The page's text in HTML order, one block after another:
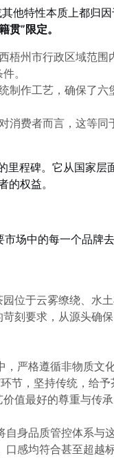
他特性本质上都归
”限定。
梧州市行政区域范围
。
制作工艺，确保了六
消费者而言，这等同
里程碑。它从国家层
的权益。
市场中的每一个品牌
位于云雾缭绕、水
刻要求，从源头确
严格遵循非物质文
节，坚持传统，给
值最好的尊重与传承
自身品质管控体系与
口感均符合甚至超越